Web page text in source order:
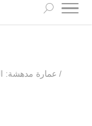
عمارة مدهشة: /